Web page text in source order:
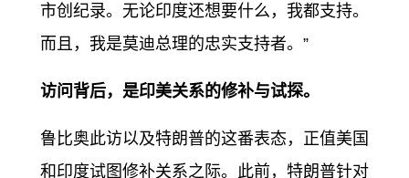
市创纪录。无论印度还想要什么，我都支持。
而且，我是莫迪总理的忠实支持者。”
访问背后，是印美关系的修补与试探。
鲁比奥此访以及特朗普的这番表态，正值美国
和印度试图修补关系之际。 此前，特朗普针对